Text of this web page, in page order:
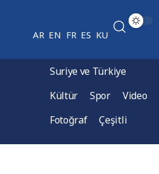
AR EN FR ES KU
Suriye ve Türkiye
Kültür
Spor
Video
Fotoğraf
Çeşitli